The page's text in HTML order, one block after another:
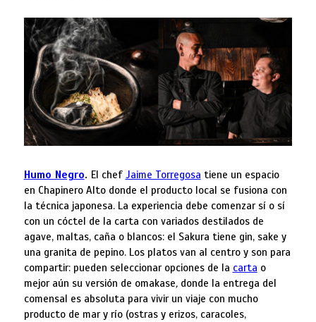
Humo Negro. El chef Jaime Torregosa tiene un espacio
en Chapinero Alto donde el producto local se fusiona con
la técnica japonesa. La experiencia debe comenzar sí o sí
con un cóctel de la carta con variados destilados de
agave, maltas, caña o blancos: el Sakura tiene gin, sake y
una granita de pepino. Los platos van al centro y son para
compartir: pueden seleccionar opciones de la carta o
mejor aún su versión de omakase,donde la entrega del
comensal es absoluta para vivir un viaje con mucho
producto de mar y río (ostras y erizos, caracoles,